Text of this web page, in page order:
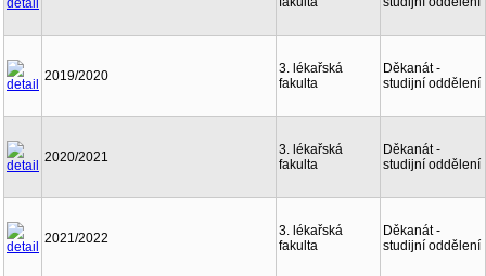
2019/2020
3. lékařská
fakulta
Děkanát -
studijní oddělení
2020/2021
3. lékařská
fakulta
Děkanát -
studijní oddělení
2021/2022
3. lékařská
fakulta
Děkanát -
studijní oddělení